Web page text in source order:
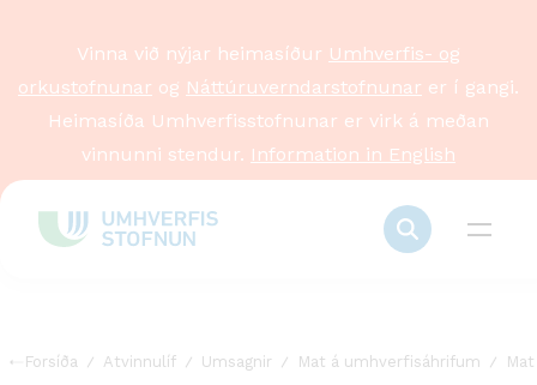
Vinna við nýjar heimasíður Umhverfis- og
orkustofnunar og Náttúruverndarstofnunar er í gangi.
Heimasíða Umhverfisstofnunar er virk á meðan
vinnunni stendur. Information in English
Forsíða Atvinnulíf Umsagnir Mat á umhverfisáhrifum